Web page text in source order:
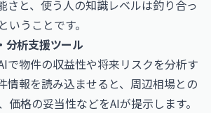
さと、使う人の知識レベルは釣り合っ
いうことです。
分析支援ツール
で物件の収益性や将来リスクを分析す
情報を読み込ませると、周辺相場との
価格の妥当性などをAIが提示します。